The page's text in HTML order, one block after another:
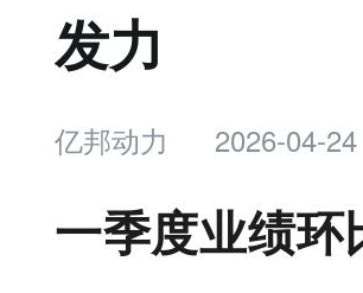
发力
亿邦动力 2026-04-
一季度业绩